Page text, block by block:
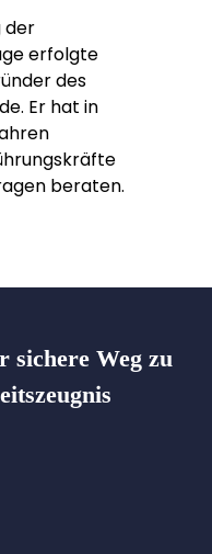
der
erfolgte
des
Er hat in
beraten.
sichere Weg zu